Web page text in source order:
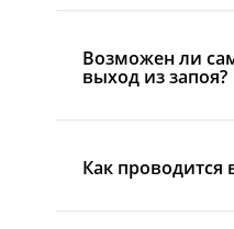
Возможен ли
выход из запоя?
Как проводится